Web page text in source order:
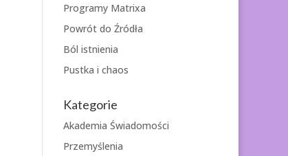
Programy Matrixa
Powrót do Źródła
Ból istnienia
Pustka i chaos
Kategorie
Akademia Świadomości
Przemyślenia